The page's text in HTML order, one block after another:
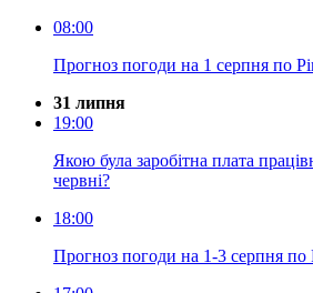
08:00
Прогноз погоди на 1 серпня по
31 липня
19:00
Якою була заробітна плата
червні?
18:00
Прогноз погоди на 1-3 серпня по